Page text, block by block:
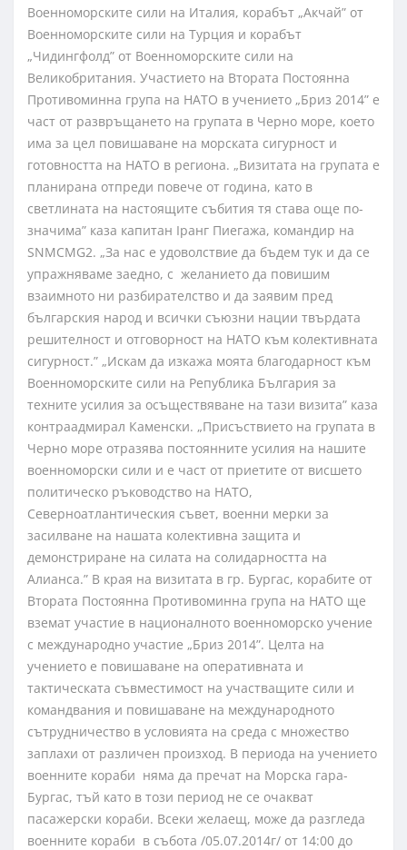
Военноморските сили на Италия, корабът „Акчай” от
Военноморските сили на Турция и корабът
„Чидингфолд” от Военноморските сили на
Великобритания. Участието на Втората Постоянна
Противоминна група на НАТО в учението „Бриз 2014” е
част от развръщането на групата в Черно море, което
има за цел повишаване на морската сигурност и
готовността на НАТО в региона. „Визитата на групата е
планирана отпреди повече от година, като в
светлината на настоящите събития тя става още по-
значима” каза капитан Iранг Пиегажа, командир на
SNMCMG2. „За нас е удоволствие да бъдем тук и да се
упражняваме заедно, с желанието да повишим
взаимното ни разбирателство и да заявим пред
българския народ и всички съюзни нации твърдата
решителност и отговорност на НАТО към колективната
сигурност.” „Искам да изкажа моята благодарност към
Военноморските сили на Република България за
техните усилия за осъществяване на тази визита” каза
контраадмирал Каменски. „Присъствието на групата в
Черно море отразява постоянните усилия на нашите
военноморски сили и е част от приетите от висшето
политическо ръководство на НАТО,
Северноатлантическия съвет, военни мерки за
засилване на нашата колективна защита и
демонстриране на силата на солидарността на
Алианса.” В края на визитата в гр. Бургас, корабите от
Втората Постоянна Противоминна група на НАТО ще
вземат участие в националното военноморско учение
с международно участие „Бриз 2014”. Целта на
учението е повишаване на оперативната и
тактическата съвместимост на участващите сили и
командвания и повишаване на международното
сътрудничество в условията на среда с множество
заплахи от различен произход. В периода на учението
военните кораби няма да пречат на Морска гара-
Бургас, тъй като в този период не се очакват
пасажерски кораби. Всеки желаещ, може да разгледа
военните кораби в събота /05.07.2014г/ от 14:00 до